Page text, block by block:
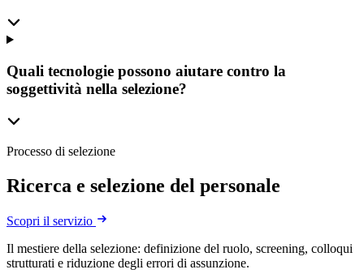
Quali tecnologie possono aiutare contro la
soggettività nella selezione?
Processo di selezione
Ricerca e selezione del personale
Scopri il servizio
Il mestiere della selezione: definizione del ruolo, screening, colloqui
strutturati e riduzione degli errori di assunzione.